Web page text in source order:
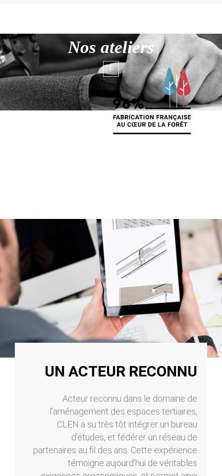
Nos ateliers
+
UN ACTEUR RECONNU
Acteur reconnu dans le domaine de
l’aménagement des espaces tertiaires,
CLEN a su très tôt intégrer un bureau
d’études, et fédérer un réseau de
partenaires au fil des ans. Cette expérience
témoigne aujourd’hui de véritables